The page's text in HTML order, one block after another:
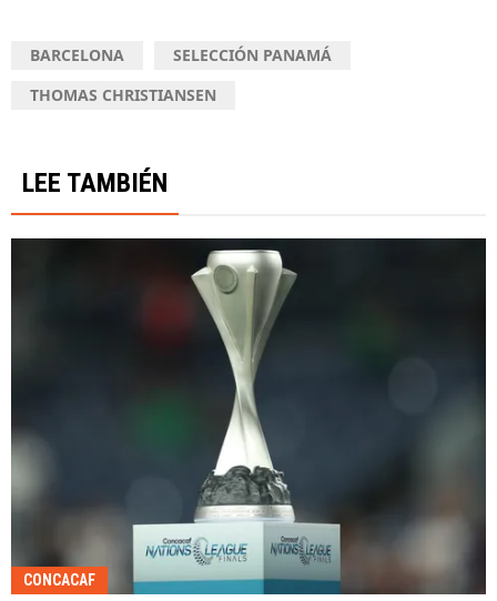
BARCELONA
SELECCIÓN PANAMÁ
THOMAS CHRISTIANSEN
LEE TAMBIÉN
CONCACAF